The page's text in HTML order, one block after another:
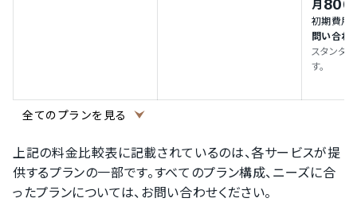
月 800
初期費用
問い合わ
スタンダ
す。
全てのプランを見る
上記の料金比較表に記載されているのは、各サービスが提
供するプランの一部です。すべてのプラン構成、ニーズに合
ったプランについては、お問い合わせください。